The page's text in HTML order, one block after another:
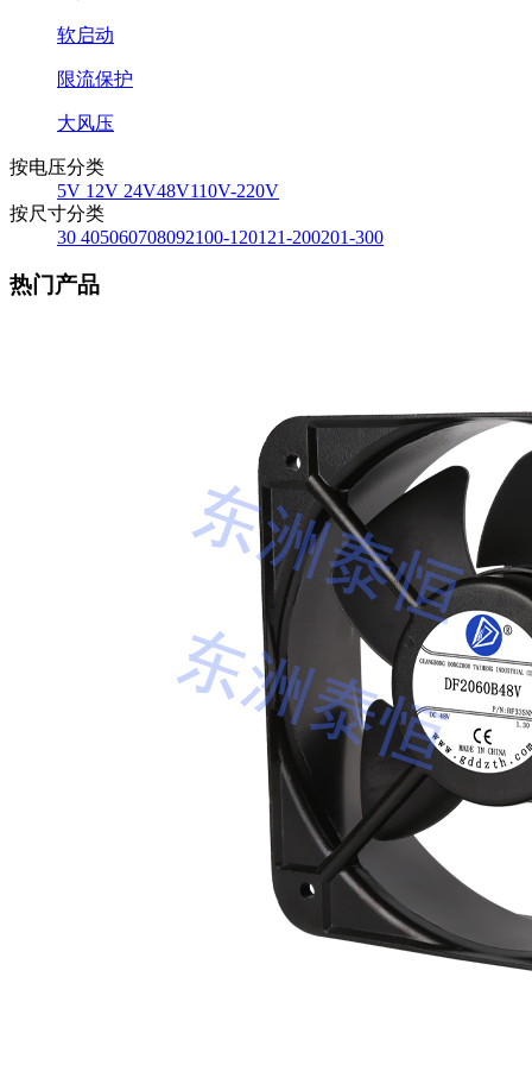
软启动
限流保护
大风压
按电压分类
5V 12V 24V48V110V-220V
按尺寸分类
30 405060708092100-120121-200201-300
热门产品